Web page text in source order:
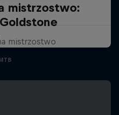
mistrzostwo:
mistrzostwo
MTB